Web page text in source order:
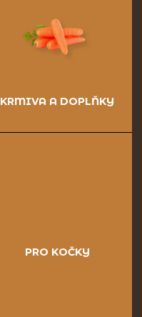
KRMIVA A DOPLŇKY
PRO KOČKY